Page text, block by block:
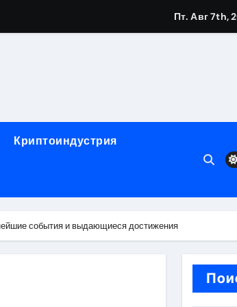
старины
мероприятий и
Пт. Авг 7th,
Криптоиндустрия
события и выдающиеся достижения